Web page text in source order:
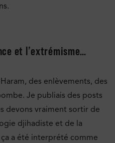
et l’extrémisme…
des enlèvements, des
Je publiais des posts
devons vraiment sortir de
djihadiste et de la
a été interprété comme